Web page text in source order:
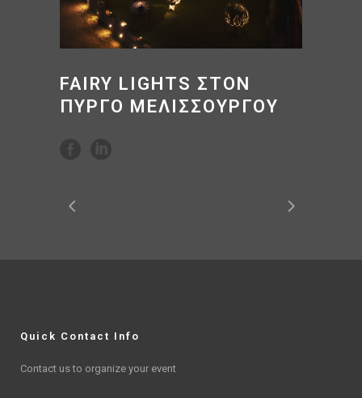
FAIRY LIGHTS ΣΤΟΝ
ΠΥΡΓΟ ΜΕΛΙΣΣΟΥΡΓΟΥ
Quick Contact Info
Contact us to organize your event